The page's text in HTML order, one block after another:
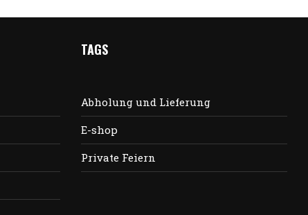
TAGS
Abholung und Lieferung
E-shop
Private Feiern